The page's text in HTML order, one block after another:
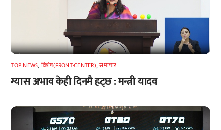
TOP NEWS, विशेष(FRONT-CENTER),समाचार
ग्यास अभाव केही दिनमै हट्छ : मन्त्री यादव